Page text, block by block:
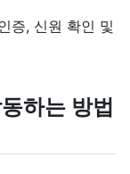
증, 신원 확인 및
하는 방법